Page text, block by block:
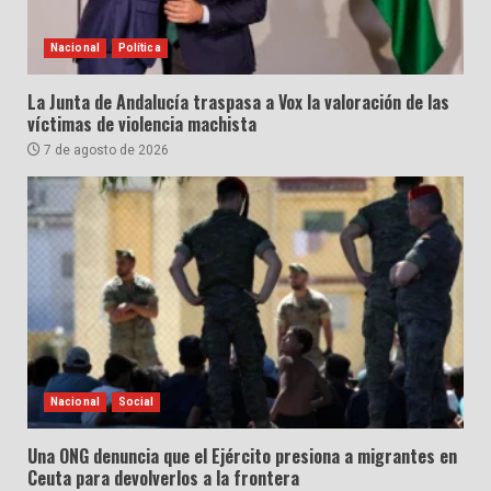
Nacional Política
La Junta de Andalucía traspasa a Vox la valoración de las
víctimas de violencia machista
7 de agosto de 2026
Nacional Social
Una ONG denuncia que el Ejército presiona a migrantes en
Ceuta para devolverlos a la frontera